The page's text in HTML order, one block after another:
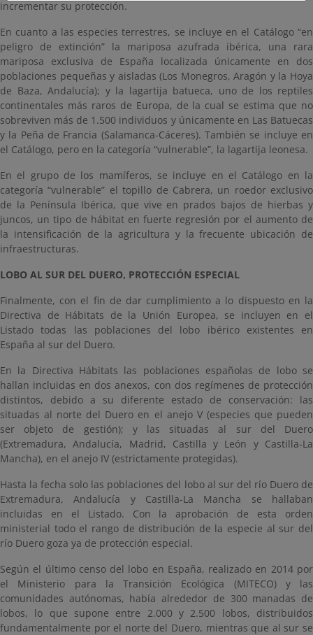
incrementar su protección.
En cuanto a las especies terrestres, se incluye en el Catálogo “en
peligro de extinción” la mariposa azufrada ibérica, una rara
mariposa exclusiva de España localizada únicamente en dos
poblaciones pequeñas y aisladas (Los Monegros, Aragón y la Hoya
de Baza, Andalucía); y la lagartija batueca, uno de los reptiles
continentales más raros de Europa, de la cual se estima que no
sobreviven más de 1.500 individuos y únicamente en Las Batuecas
y la Peña de Francia (Salamanca-Cáceres). También se incluye en
el Catálogo, pero en la categoría “vulnerable”, la lagartija leonesa.
En el grupo de los mamíferos, se incluye en el Catálogo en la
categoría “vulnerable” el topillo de Cabrera, un roedor exclusivo
de la Península Ibérica, que vive en prados bajos de hierbas y
juncos, un tipo de hábitat en fuerte regresión por el aumento de
la intensificación de la agricultura y la frecuente ubicación de
infraestructuras.
LOBO AL SUR DEL DUERO, PROTECCIÓN ESPECIAL
Finalmente, con el fin de dar cumplimiento a lo dispuesto en la
Directiva de Hábitats de la Unión Europea, se incluyen en el
Listado todas las poblaciones del lobo ibérico existentes en
España al sur del Duero.
En la Directiva Hábitats las poblaciones españolas de lobo se
hallan incluidas en dos anexos, con dos regímenes de protección
distintos, debido a su diferente estado de conservación: las
situadas al norte del Duero en el anejo V (especies que pueden
ser objeto de gestión); y las situadas al sur del Duero
(Extremadura, Andalucía, Madrid, Castilla y León y Castilla-La
Mancha), en el anejo IV (estrictamente protegidas).
Hasta la fecha solo las poblaciones del lobo al sur del río Duero de
Extremadura, Andalucía y Castilla-La Mancha se hallaban
incluidas en el Listado. Con la aprobación de esta orden
ministerial todo el rango de distribución de la especie al sur del
río Duero goza ya de protección especial.
Según el último censo del lobo en España, realizado en 2014 por
el Ministerio para la Transición Ecológica (MITECO) y las
comunidades autónomas, había alrededor de 300 manadas de
lobos, lo que supone entre 2.000 y 2.500 lobos, distribuidos
fundamentalmente por el norte del Duero, mientras que al sur se